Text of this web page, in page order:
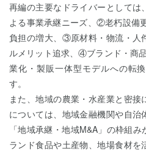
再編の主要なドライバーとして
よる事業承継ニーズ、②老朽設備
負担の増大、③原材料・物流・人
ルメリット追求、④ブランド・商
業化・製販一体型モデルへの転
す。
また、地域の農業・水産業と密
については、地域金融機関や自治
「地域承継・地域M&A」の枠組
ランド食品や土産物、地場食材を